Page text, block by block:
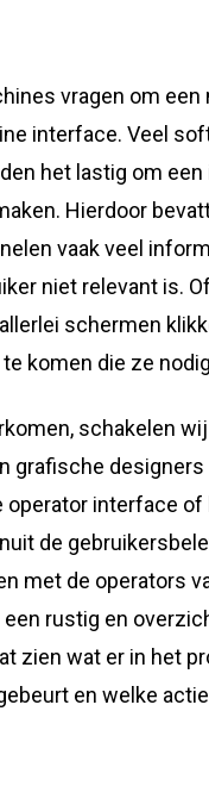
vragen om een
interface. Veel
het lastig om
Hierdoor
vaak veel
niet relevant is.
schermen
komen die ze
schakelen wij
grafische designers
operator interface of
de
met de operators
rustig en
zien wat er in het
en welke